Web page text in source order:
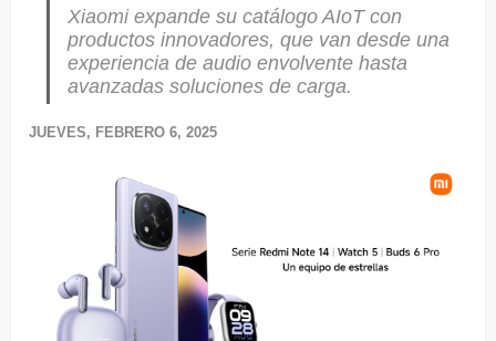
Xiaomi expande su catálogo AIoT con
productos innovadores, que van desde una
experiencia de audio envolvente hasta
avanzadas soluciones de carga.
JUEVES, FEBRERO 6, 2025